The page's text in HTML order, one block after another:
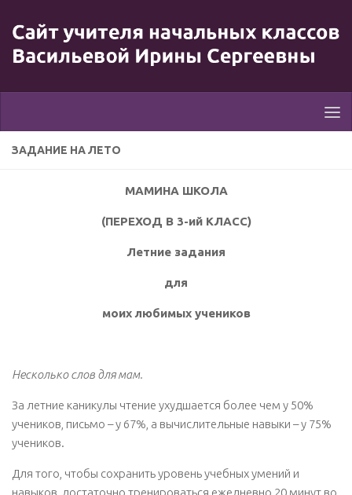
ЗАДАНИЕ НА ЛЕТО
МАМИНА ШКОЛА
(ПЕРЕХОД В 3-ий КЛАСС)
Летние задания
для
моих любимых учеников
Несколько слов для мам.
За летние каникулы чтение ухудшается более чем у 50%
учеников, письмо – у 67%, а вычислительные навыки – у 75%
учеников.
Для того, чтобы сохранить уровень учебных умений и